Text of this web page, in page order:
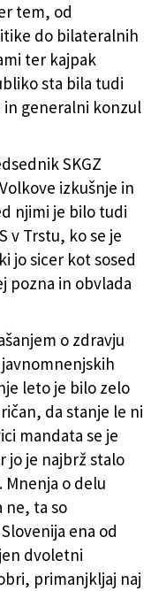
tem, od
do bilateralnih
ter kajpak
sta bila tudi
in generalni konzul
SKGZ
izkušnje in
njimi je bilo tudi
v Trstu, ko se je
jo sicer kot sosed
pozna in obvlada
o zdravju
leto je bilo zelo
da stanje le ni
mandata se je
jo je najbrž stalo
o delu
ne, ta so
ena od
dvoletni
primanjkljaj naj